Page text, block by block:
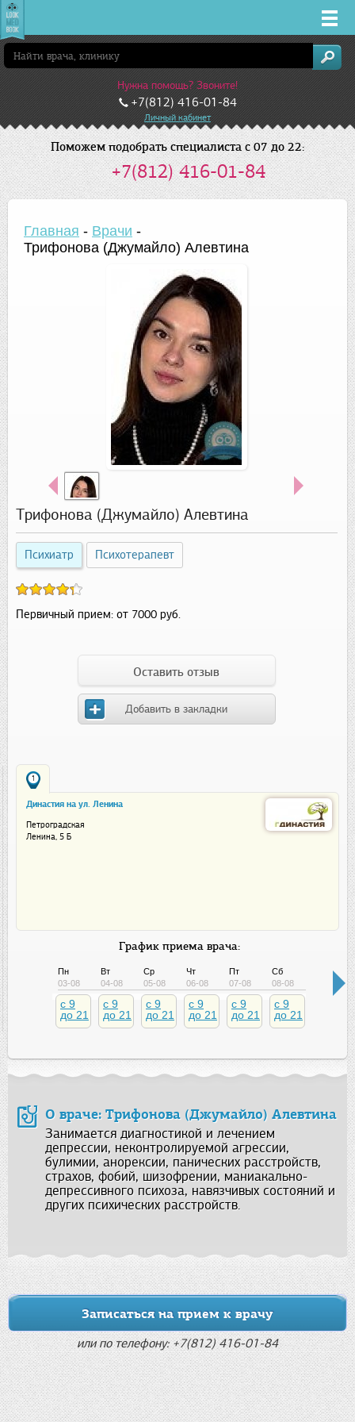
Врачи
Клиники
Заболевания
Лекарства
Акции
Нужна помощь? Звоните!
+7(812) 416-01-84
Личный кабинет
Поможем подобрать специалиста с 07 до 22:
+7(812) 416-01-84
Главная - Врачи -
Трифонова (Джумайло) Алевтина
Трифонова (Джумайло) Алевтина
Психиатр Психотерапевт
Первичный прием: от 7000 руб.
Оставить отзыв
Добавить в закладки
1
Династия на ул. Ленина
Петроградская
Ленина, 5 Б
График приема врача:
Пн
03-08
c 9
до 21
Вт
04-08
c 9
до 21
Ср
05-08
c 9
до 21
Чт
06-08
c 9
до 21
Пт
07-08
c 9
до 21
Сб
08-08
c 9
до 21
О враче: Трифонова (Джумайло) Алевтина
Занимается диагностикой и лечением
депрессии, неконтролируемой агрессии,
булимии, анорексии, панических расстройств,
страхов, фобий, шизофрении, маниакально-
депрессивного психоза, навязчивых состояний и
других психических расстройств.
Записаться на прием к врачу
или по телефону: +7(812) 416-01-84